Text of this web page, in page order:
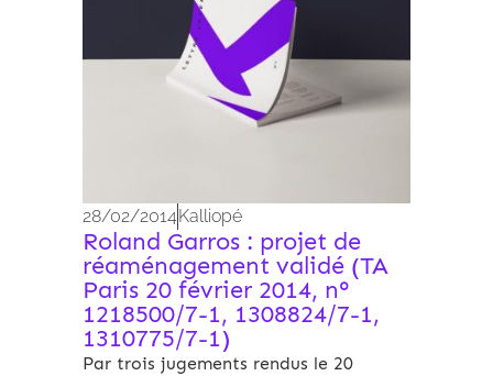
28/02/2014 Kalliopé
Roland Garros : projet de
réaménagement validé (TA
Paris 20 février 2014, n°
1218500/7-1, 1308824/7-1,
1310775/7-1)
Par trois jugements rendus le 20